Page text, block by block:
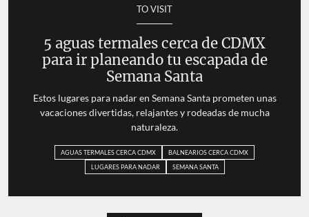
TO VISIT
5 aguas termales cerca de CDMX
para ir planeando tu escapada de
Semana Santa
Estos lugares para nadar en Semana Santa prometen unas
vacaciones divertidas, relajantes y rodeadas de mucha
naturaleza.
AGUAS TERMALES CERCA CDMX
BALNEARIOS CERCA CDMX
LUGARES PARA NADAR
SEMANA SANTA